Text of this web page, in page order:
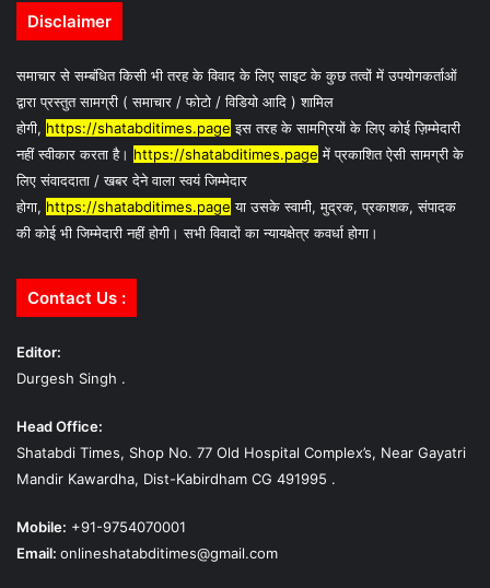
Disclaimer
समाचार से सम्बंधित किसी भी तरह के विवाद के लिए साइट के कुछ तत्वों में उपयोगकर्ताओं
द्वारा प्रस्तुत सामग्री ( समाचार / फोटो / विडियो आदि ) शामिल
होगी, https://shatabditimes.page इस तरह के सामग्रियों के लिए कोई ज़िम्मेदारी
नहीं स्वीकार करता है। https://shatabditimes.page में प्रकाशित ऐसी सामग्री के
लिए संवाददाता / खबर देने वाला स्वयं जिम्मेदार
होगा, https://shatabditimes.page या उसके स्वामी, मुद्रक, प्रकाशक, संपादक
की कोई भी जिम्मेदारी नहीं होगी। सभी विवादों का न्यायक्षेत्र कवर्धा होगा।
Contact Us :
Editor:
Durgesh Singh .
Head Office:
Shatabdi Times, Shop No. 77 Old Hospital Complex’s, Near Gayatri
Mandir Kawardha, Dist-Kabirdham CG 491995 .
Mobile: +91-9754070001
Email: onlineshatabditimes@gmail.com